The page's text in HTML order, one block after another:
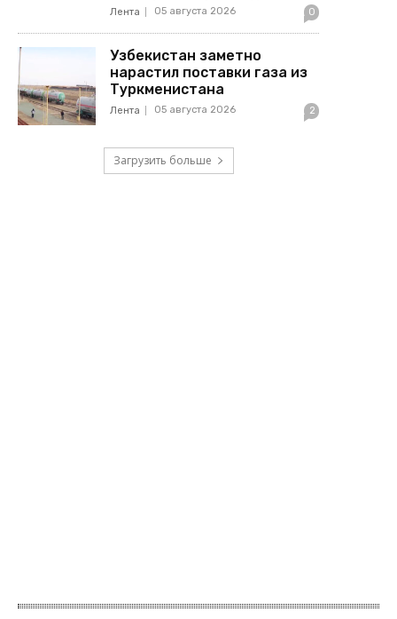
Лента 05 августа 2026 0
Узбекистан заметно
нарастил поставки газа из
Туркменистана
Лента 05 августа 2026 2
Загрузить больше